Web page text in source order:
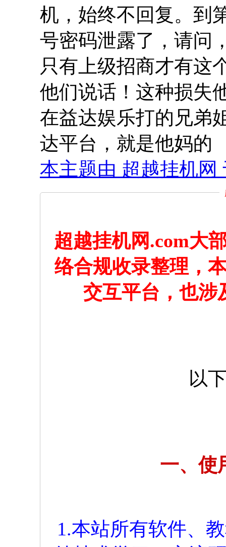
机，始终不回复。到
号密码泄露了，请问
只有上级招商才有这
他们说话！这种损失
在益达娱乐打的兄弟
达平台，就是他妈的
本主题由 超越挂机网
超越挂机网.com大
络合规收录整理，
交互平台，也涉
以
一、使
1.本站所有软件、